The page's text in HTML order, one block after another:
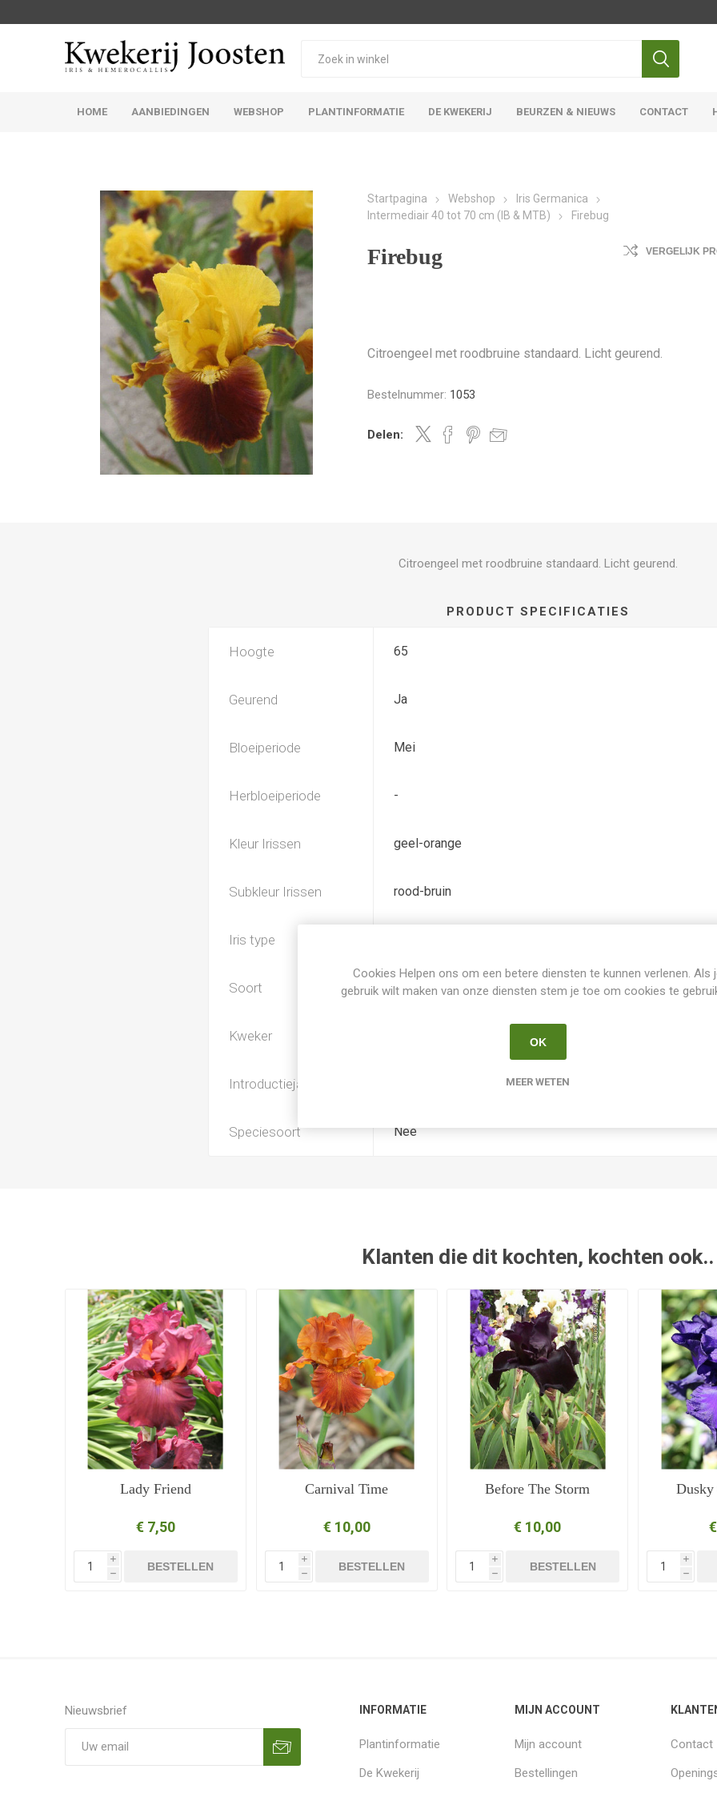
HOME AANBIEDINGEN WEBSHOP PLANTINFORMATIE DE KWEKERIJ BEURZEN & NIEUWS CONTACT
Startpagina Webshop
Iris Germanica
Intermediair 40 tot 70 cm (IB & MTB)
Firebug
Firebug VERGELIJK
Citroengeel met roodbruine standaard. Licht geurend.
Bestelnummer: 1053
Delen:
Citroengeel met roodbruine standaard. Licht geurend.
PRODUCT SPECIFICATIES
Hoogte 65
Geurend Ja
Bloeiperiode Mei
Herbloeiperiode -
Kleur Irissen geel-orange
Subkleur Irissen rood-bruin
Iris type
Soort Iris Germanica Intermediair
Kweker
Introductiejaar
Speciesoort Nee
Klanten die dit kochten, kochten ook..
Lady Friend
€ 7,50
i
h
BESTELLEN
Carnival Time
€ 10,00
i
h
BESTELLEN
Before The Storm
€ 10,00
i
h
BESTELLEN
Dusky
i
h
Nieuwsbrief INFORMATIE
Plantinformatie
De Kwekerij
MIJN ACCOUNT
Mijn account
Bestellingen
Contact
Cookies Helpen ons om een betere diensten te kunnen verlenen. Als
gebruik wilt maken van onze diensten stem je toe om cookies te
OK
MEER WETEN